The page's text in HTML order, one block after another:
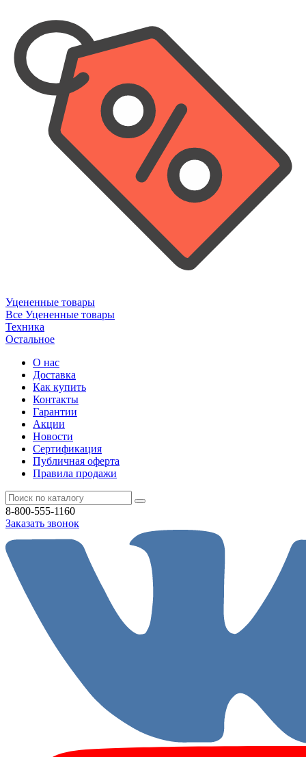
Уцененные товары
Все Уцененные товары
Техника
Остальное
О нас
Доставка
Как купить
Контакты
Гарантии
Акции
Новости
Cертификация
Публичная оферта
Правила продажи
8-800-555-1160
Заказать звонок